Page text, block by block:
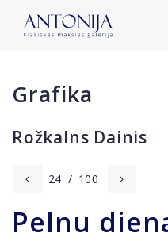
Grafika
Rožkalns Dainis
24 / 100
Pelnu